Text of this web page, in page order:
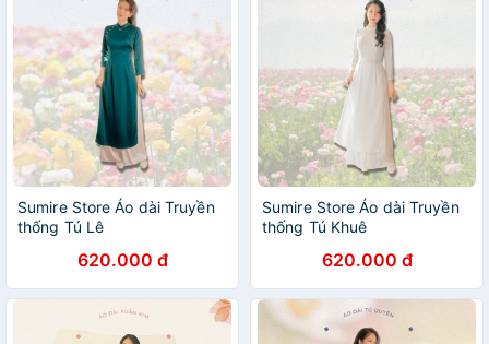
Sumire Store Áo dài Truyền
thống Tú Lê
620.000 đ
Sumire Store Áo dài Truyền
thống Tú Khuê
620.000 đ